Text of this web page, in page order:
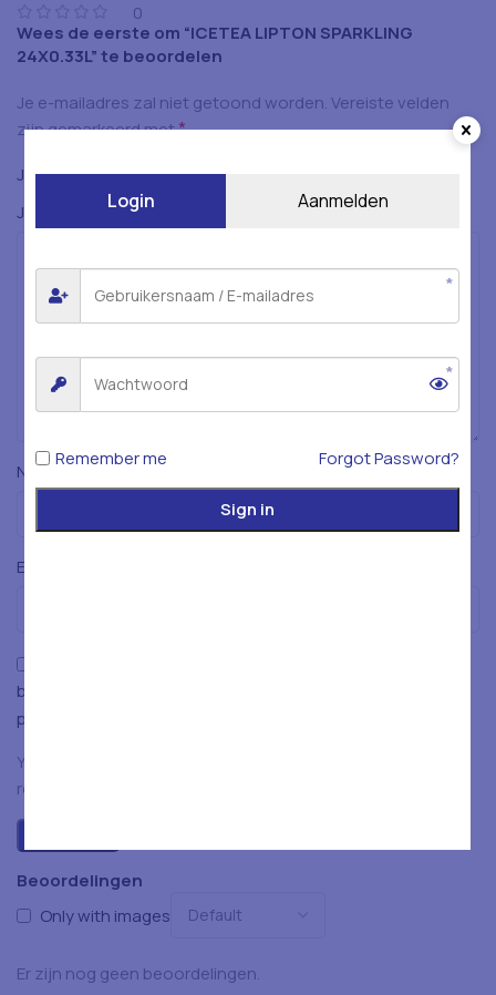
0
Beoordelingen
Only with images
Er zijn nog geen beoordelingen.
Wees de eerste om “ICETEA LIPTON SPARKLING
24X0.33L” te beoordelen
Je e-mailadres zal niet getoond worden.Vereiste velden
zijn gemarkeerd met*
Je beoordeling*
Je beoordeling*
Naam*
E-mail
browser voor de volgende keer wanneer ik een reactie
plaats.
You have to be logged in to be able to add photos to your
review.
Login Aanmelden
Remember me Forgot Password?
Sign in